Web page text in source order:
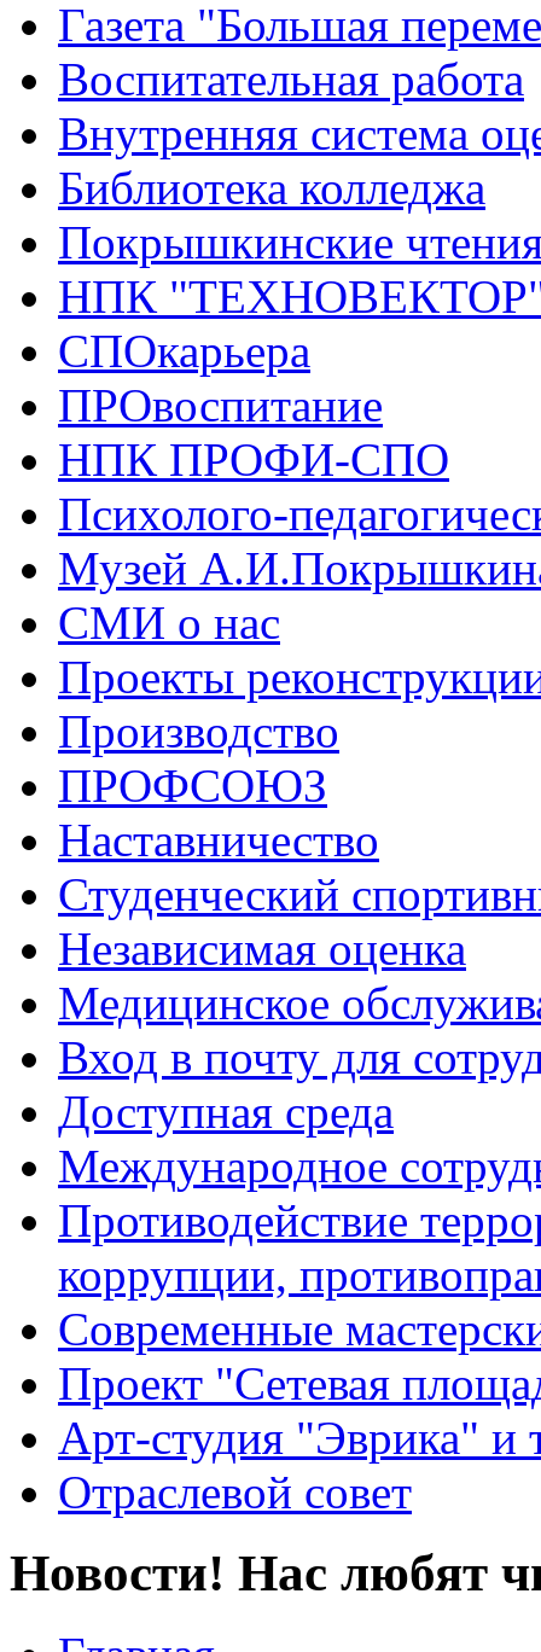
Газета "Большая
Воспитательная работа
Внутренняя система
Библиотека колледжа
Покрышкинские
НПК
СПОкарьера
ПРОвоспитание
НПК ПРОФИ-СПО
Психолого-
Музей
СМИ о нас
Проекты
Производство
ПРОФСОЮЗ
Наставничество
Студенческий
Независимая оценка
Медицинское
Вход в почту для
Доступная среда
Международное
Противодействие
коррупции,
Современные
Проект "Сетевая
Арт-студия "Эврика" и
Отраслевой совет
Новости! Нас любят